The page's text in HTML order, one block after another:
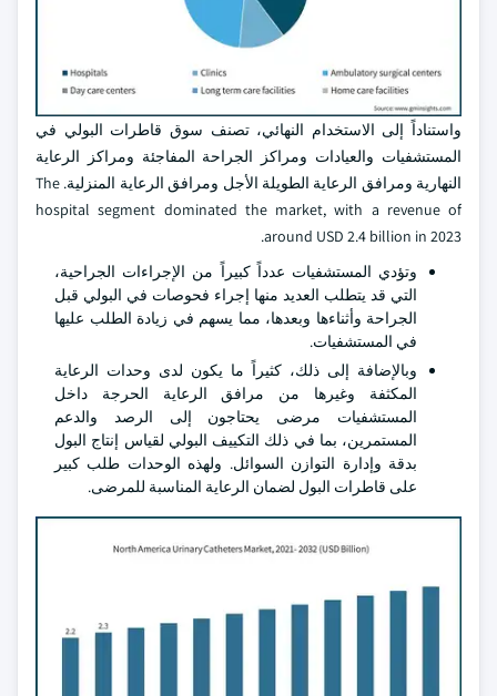
واستناداً إلى الاستخدام النهائي، تصنف سوق قاطرات البولي في
المستشفيات والعيادات ومراكز الجراحة المفاجئة ومراكز الرعاية
النهارية ومرافق الرعاية الطويلة الأجل ومرافق الرعاية المنزلية. The
hospital segment dominated the market, with a revenue of
around USD 2.4 billion in 2023.
وتؤدي المستشفيات عدداً كبيراً من الإجراءات الجراحية،
التي قد يتطلب العديد منها إجراء فحوصات في البولي قبل
الجراحة وأثناءها وبعدها، مما يسهم في زيادة الطلب عليها
في المستشفيات.
وبالإضافة إلى ذلك، كثيراً ما يكون لدى وحدات الرعاية
المكثفة وغيرها من مرافق الرعاية الحرجة داخل
المستشفيات مرضى يحتاجون إلى الرصد والدعم
المستمرين، بما في ذلك التكييف البولي لقياس إنتاج البول
بدقة وإدارة التوازن السوائل. ولهذه الوحدات طلب كبير
على قاطرات البول لضمان الرعاية المناسبة للمرضى.